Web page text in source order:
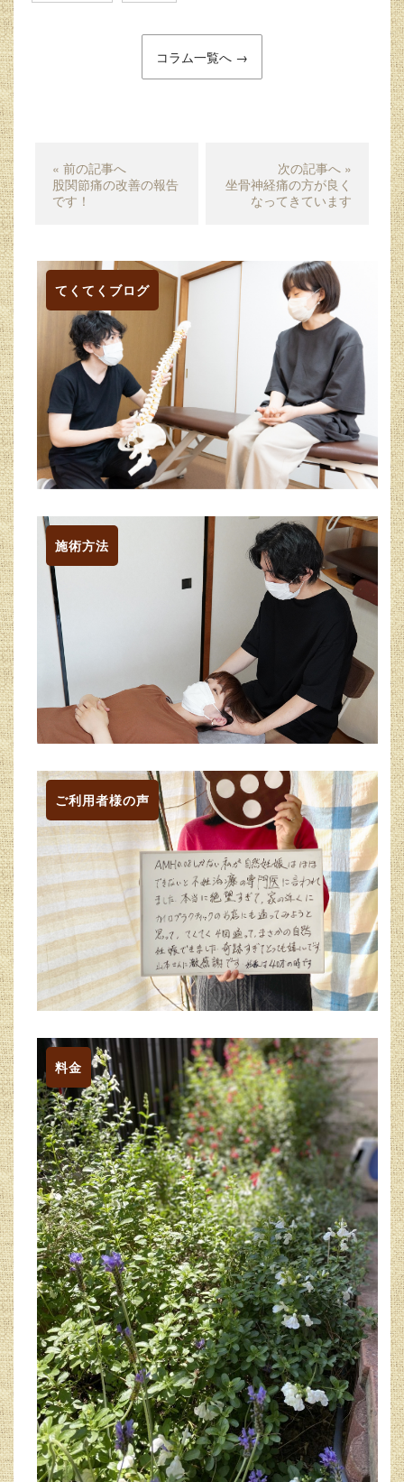
コラム一覧へ →
« 前の記事へ
股関節痛の改善の報告
です！
次の記事へ »
坐骨神経痛の方が良く
なってきています
てくてくブログ
施術方法
ご利用者様の声
料金